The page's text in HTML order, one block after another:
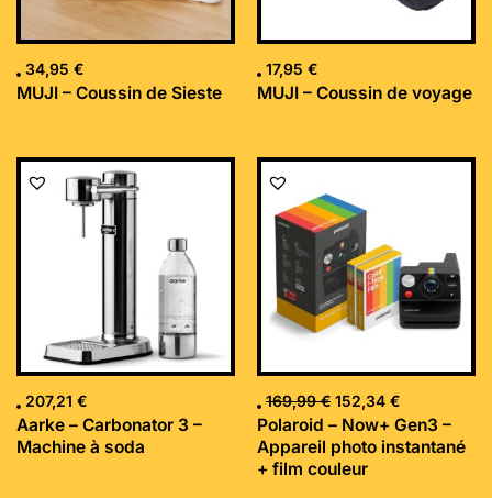
34,95 €
MUJI – Coussin de Sieste
17,95 €
MUJI – Coussin de voyage
207,21 €
Aarke – Carbonator 3 –
Machine à soda
169,99€
Le
initial
était :
169,99 €.
152,34 €
Le
Polaroid – Now+ Gen3 –
Appareil photo instantané
+ film couleur